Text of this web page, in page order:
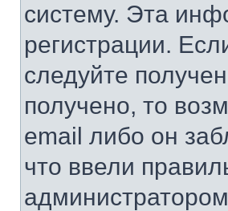
систему. Эта
регистрации.
следуйте
получено, то
email либо он
что ввели